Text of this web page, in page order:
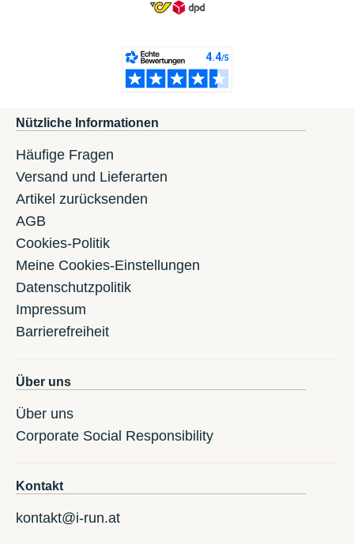
Nützliche Informationen
Häufige Fragen
Versand und Lieferarten
Artikel zurücksenden
AGB
Cookies-Politik
Meine Cookies-Einstellungen
Datenschutzpolitik
Impressum
Barrierefreiheit
Über uns
Über uns
Corporate Social Responsibility
Kontakt
kontakt@i-run.at